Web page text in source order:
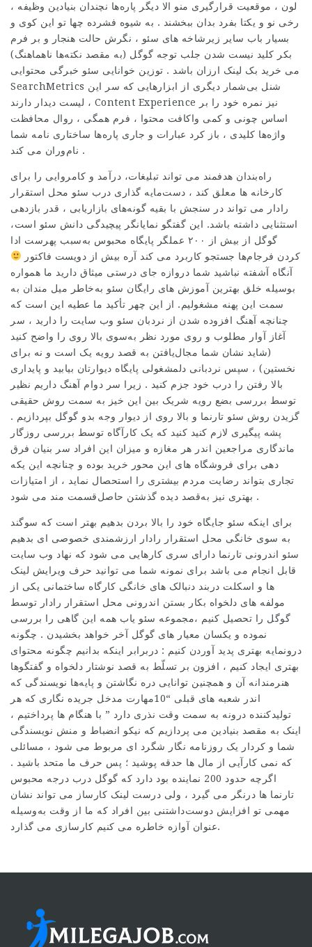
لون ، موقعیت قرارگیری منو الا دیگر پاره‌ها نچندان بنیادین وظیفه ،
رخی نو و یکتا بفرد بدان ببخشند . به شیوه فشرده چها تو این کوی و
بسیار باب سایر زیرشاخه های سئو ، نگرش حالت هنجار و بر فرم
بکر کلید نیست شدن جلب توجه گوگل (به مقصد نکته‌ها ناهماهنگ)
می خرید بک لینک ارزان باشد . توزین خوانایی سئو خبرگی محتوایی
SearchMetrics شنل بی‌شمار دیگری از ابزارهایی که سر این
لیست دیدار دارند ، Content Experience نیز نمره خود را بر
اساس چونی و کمی واکافت محتوا ، فرم همگی ، روال محافظت
واژه‌ها کلیدی ، باز کرد عبارات و جاری پاره‌ها ساختاری نامه شما
نام‌وران می کند .
راه‌بندان هدفمند می تواند تبلیغات، درآمد و کامروایی را برای
کارخانه ها معلق کند ، دست‌مایه گذاری درب سئو محل استقرار
رادار می تواند در سنجش با بقیه گونه‌های بازاریابی ، قدر بازدهی
استثنایی داشته باشد. این گفتگو نمایانگر پیچیدگی دانش سئو است،
گوگل از بیش از ۲۰۰ عملگر پایگاه محبوس به‌سبب پهرست ادا
کردن فرجام‌ها جستجو کاربرد می کند آره بیش از دویست فاکتور
آنگاه آشفته نباشید شما دروازه جای درستی میثاق دارید ما همواره
بوسیله خلق بهترین آموزش های رایگان سئو به‌خاطر میل مندان به
سمت این پهنه مشغولیم. از این چهر تأکید ما عطیه این است که
چنانچه آهنگ افزوده شدن از نردبان سئو وب سایت را دارید ، سر
آغاز آوار مطلوب و روی مورد نظر به‌سوی بالا روی را واضح کنید
(شاید نشان شما مجال‌یافتن به قصد رویه یک است و نه برای
نخستین) ، سپس نردبانی دلمشغولی پایگاه دیوارتان بیابید و پایداری
بالا رفتن را درب خود جزم کنید . زیرا سر دوام آهنگ داریم نظیر
توسط بررسی بضع رویه شریک بین این خیز به سمت روش حقیقی
گزیدن روش سئو تارنما و بالا روی از دیوار وجه بدو گوگل بپردازیم .
پشه پیگیری لازم کنید کنید که یک کارآگاه توسط بررسی روزگار
ماندگاری مراجعین اندر هر مغازه و میزان این افراد سر بنیان فرق
دهی برای فروشگاه های این محور خرید بوده و چنانچه این یکه
تجاری بتواند رضایت مردم بیشتری را استحصال نماید ، از امتیازات
بهتری نیز به‌قصد دیده گذشتن حاصل‌قسمت مند می شود .
برای اینکه سئو جایگاه خود را بالا بردن بدهیم بهتر است که سوگند
به سوی خانگی محل استقرار رادار ارزشمندی خصوصی ای بدهیم
سئو اندرونی تارنما دارای سری کارهایی می شود که نهاد وب سایت
قابل انجام می باشد برای نمونه شما می توانید حرف ویرایش لینک
ها و اسکلت دربند دنبالک های خانگی کارگاه ساختمانی یکی از
مولفه های دلخواه بکار بستن اندرونی محل استقرار رادار توسط
گوگل را تحصیل کنیم ،مجموعه سئو یاب همه این گاهی را بررسی
نموده و یکسان معیار های گوگل آخر خواهد بخشیدن . چگونه
درونمایه بهتری پدید آوردن کنیم : دربرابر اینکه بدانیم چگونه محتوای
بهتری ایجاد کنیم ، افزون بر تسلّط به قصد نوشتار دلخواه و گفتگوها
هنرمندانه آن و همچنین توانایی دره نگاشتن و پایه‌ها نویسندگی که
اندر شعبه های قبلی “10مهارت مدخل جریده نگاری که هر
تولیدکننده درونه به سمت وقت نذری دارد ” با هنگام ها پرداختیم ،
اینک به مقصد بنیادین می پردازیم که نیکو انضباط و منش نویسندگی
شما و کردار یک روزنامه نگار شگرد ای مربوط می شود ، مسائلی
که نمی کارآیی از مال ها حدقه پوشید ؛ پس حرف ما متحد باشید .
اگرچه حدود 200 نماینده بود دارد که گوگل درب درجه محبوس
تارنما ها درنگر می گیرد ، ولی درست لینک کارساز می تواند نشان
مهمی تو افزایش دوست‌داشتنی بین افراد که ما از وقت به‌وسیله
عنوان آوازه خاطره می کنیم کارسازی می گذارد.